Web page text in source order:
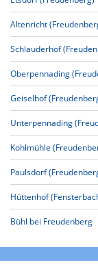
Altenricht
Schlauderhof
Oberpennading
Geiselhof
Unterpennading
Kohlmühle
Paulsdorf
Hüttenhof
Bühl bei Freudenberg